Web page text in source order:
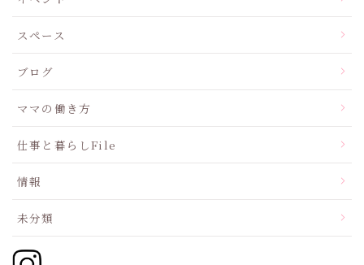
スペース
ブログ
ママの働き方
仕事と暮らしFile
情報
未分類